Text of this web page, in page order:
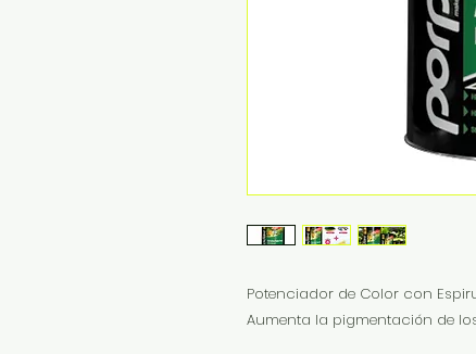
Potenciador de Color con
Aumenta la pigmentación de